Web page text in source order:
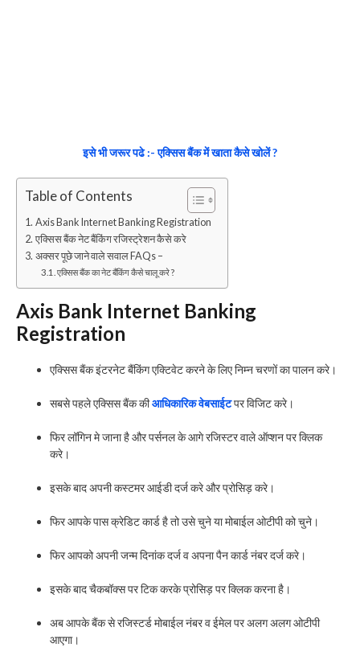
इसे भी जरूर पढे :- एक्सिस बैंक में खाता कैसे खोलें ?
Table of Contents
Axis Bank Internet Banking Registration
एक्सिस बैंक नेट बैंकिंग रजिस्ट्रेशन कैसे करे
अक्सर पूछे जाने वाले सवाल FAQs –
एक्सिस बैंक का नेट बैंकिंग कैसे चालू करे ?
Axis Bank Internet Banking
Registration
एक्सिस बैंक इंटरनेट बैंकिंग एक्टिवेट करने के लिए निम्न चरणों का पालन करे।
सबसे पहले एक्सिस बैंक कीआधिकारिक वेबसाईटपर विजिट करे।
फिर लॉगिन मे जाना है और पर्सनल के आगे रजिस्टर वाले ऑप्शन पर क्लिक
करे।
इसके बाद अपनी कस्टमर आईडी दर्ज करे और प्रोसिड़ करे।
फिर आपके पास क्रेडिट कार्ड है तो उसे चुने या मोबाईल ओटीपी को चुने।
फिर आपको अपनी जन्म दिनांक दर्ज व अपना पैन कार्ड नंबर दर्ज करे।
इसके बाद चैकबॉक्स पर टिक करके प्रोसिड़ पर क्लिक करना है।
अब आपके बैंक से रजिस्टर्ड मोबाईल नंबर व ईमेल पर अलग अलग ओटीपी
आएगा।